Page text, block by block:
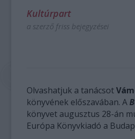
Kultúrpart
a szerző friss bejegyzései
Olvashatjuk a tanácsot
könyvének előszavában. A
könyvet augusztus 28-án
Európa Könyvkiadó a